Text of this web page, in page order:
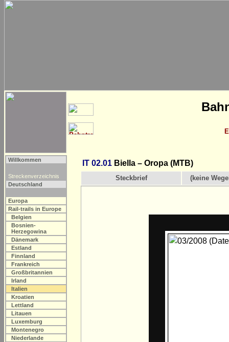
Willkommen
Streckenverzeichnis
Deutschland
Europa
Rail-trails in Europe
Belgien
Bosnien-
Herzegowina
Dänemark
Estland
Finnland
Frankreich
Großbritannien
Irland
Italien
Kroatien
Lettland
Litauen
Luxemburg
Montenegro
Niederlande
IT 02.01 Biella – Oropa (MTB)
Steckbrief (keine